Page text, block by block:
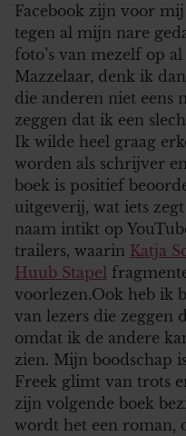
Facebook zijn voor
tegen al mijn nare
foto’s van mezelf op
Mazzelaar, denk ik
die anderen niet eens
zeggen dat ik een
Ik wilde heel graag
worden als schrijver
boek is positief
uitgeverij, wat iets
naam intikt op
trailers, waarin Katja
Huub Stapel
voorlezen.Ook heb ik
van lezers die zeggen
omdat ik de andere
zien. Mijn boodschap
Freek glimt van trots
zijn volgende boek
wordt het een roman,